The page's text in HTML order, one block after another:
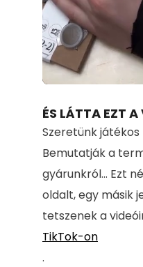
ÉS LÁTTA EZT
Szeretünk
Bemutatják a
gyárunkról... Ezt
oldalt, egy másik
tetszenek a
TikTok-on
.